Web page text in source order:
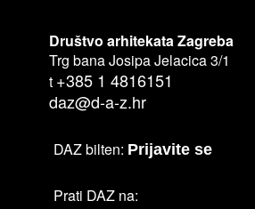
Društvo arhitekata Zagreba
Trg bana Josipa Jelacica 3/1
t +385 1 4816151
daz@d-a-z.hr
DAZ bilten: Prijavite se
Prati DAZ na: